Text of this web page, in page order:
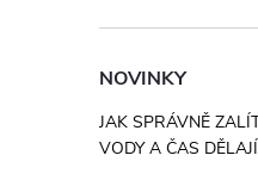
NOVINKY
JAK SPRÁVNĚ
VODY A ČAS
pro...